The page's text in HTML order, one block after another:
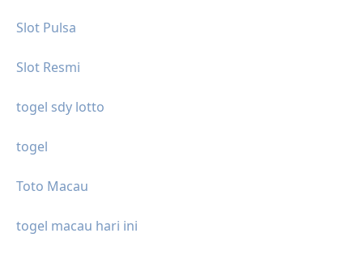
Slot Pulsa
Slot Resmi
togel sdy lotto
togel
Toto Macau
togel macau hari ini